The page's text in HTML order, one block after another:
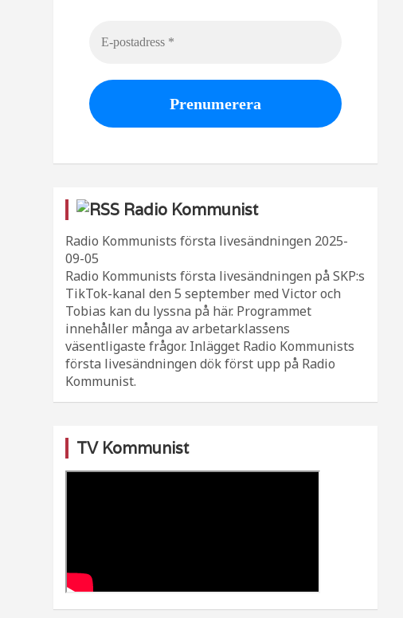
Radio Kommunist
Radio Kommunists första livesändningen 2025-
09-05
Radio Kommunists första livesändningen på SKP:s
TikTok-kanal den 5 september med Victor och
Tobias kan du lyssna på här. Programmet
innehåller många av arbetarklassens
väsentligaste frågor. Inlägget Radio Kommunists
första livesändningen dök först upp på Radio
Kommunist.
TV Kommunist